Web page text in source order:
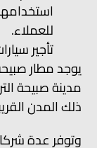
للعملاء.
تأجير
يوجد مطار
مدينة صبيحة
ذلك المدن
وتوفر عدة